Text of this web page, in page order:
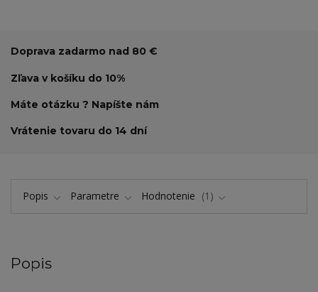
Doprava zadarmo nad 80 €
Zľava v košíku do 10%
Máte otázku ? Napíšte nám
Vrátenie tovaru do 14 dní
Popis Parametre Hodnotenie 1
Popis